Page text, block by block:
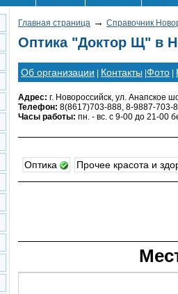
Главная страница → Справочник
Оптика "Доктор Щ" в
Об организации Контакты Фото
Адрес: г. Новороссийск, ул. Анапское
Телефон: 8(8617)703-888, 8-9887-703-
Часы работы: пн. - вс. с 9-00 до 21-00
Оптика Прочее красота и